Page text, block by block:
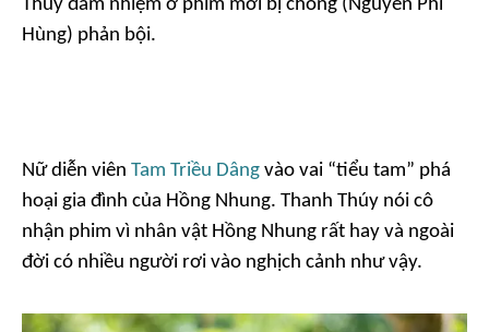
Thúy đảm nhiệm ở phim mới bị chồng (Nguyễn Phi
Hùng) phản bội.
Nữ diễn viên Tam Triều Dâng vào vai “tiểu tam” phá
hoại gia đình của Hồng Nhung. Thanh Thúy nói cô
nhận phim vì nhân vật Hồng Nhung rất hay và ngoài
đời có nhiều người rơi vào nghịch cảnh như vậy.